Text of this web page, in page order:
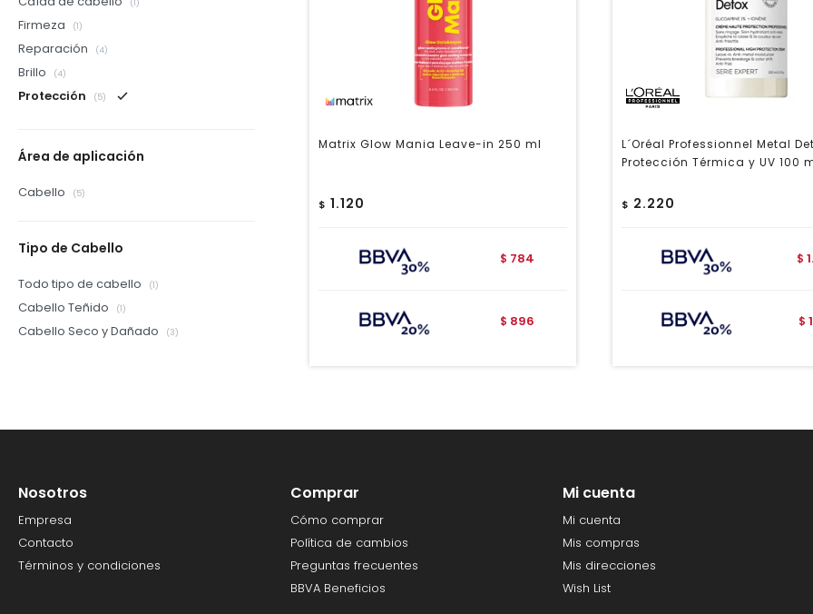
Matrix Glow Mania Leave-in 250 ml
$ 1.120
$ 784
$ 896
L´Oréal Professionnel Metal
Protección Térmica y UV 100
$ 2.220
$
$
(1)
Firmeza (1)
Reparación (4)
Brillo (4)
Protección (5)
Área de aplicación
Cabello (5)
Tipo de Cabello
Todo tipo de cabello (1)
Cabello Teñido (1)
Cabello Seco y Dañado (3)
Nosotros
Empresa
Contacto
Términos y condiciones
Comprar
Cómo comprar
Política de cambios
Preguntas frecuentes
BBVA Beneficios
Mi cuenta
Mi cuenta
Mis compras
Mis direcciones
Wish List